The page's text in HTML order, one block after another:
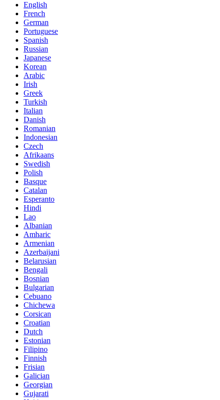
English
French
German
Portuguese
Spanish
Russian
Japanese
Korean
Arabic
Irish
Greek
Turkish
Italian
Danish
Romanian
Indonesian
Czech
Afrikaans
Swedish
Polish
Basque
Catalan
Esperanto
Hindi
Lao
Albanian
Amharic
Armenian
Azerbaijani
Belarusian
Bengali
Bosnian
Bulgarian
Cebuano
Chichewa
Corsican
Croatian
Dutch
Estonian
Filipino
Finnish
Frisian
Galician
Georgian
Gujarati